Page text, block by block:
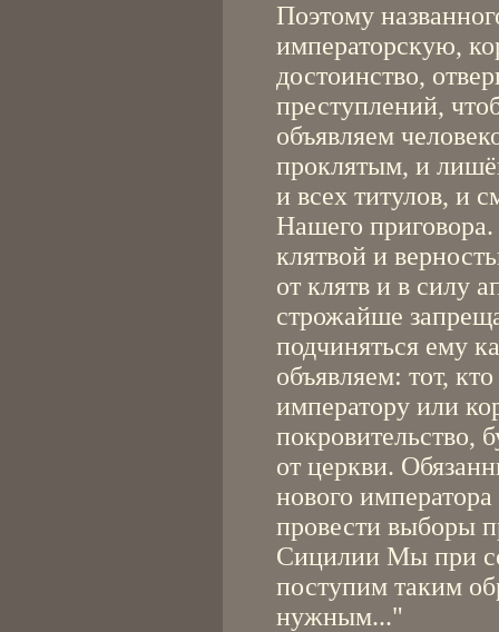
Поэтому
императорскую,
достоинство,
преступлений,
объявляем
проклятым, и
и всех титулов, и
Нашего
клятвой и
от клятв и в силу
строжайше
подчиняться ему
объявляем: тот,
императору или
покровительство,
от церкви.
нового
провести выборы
Сицилии Мы при
поступим таким
нужным..."